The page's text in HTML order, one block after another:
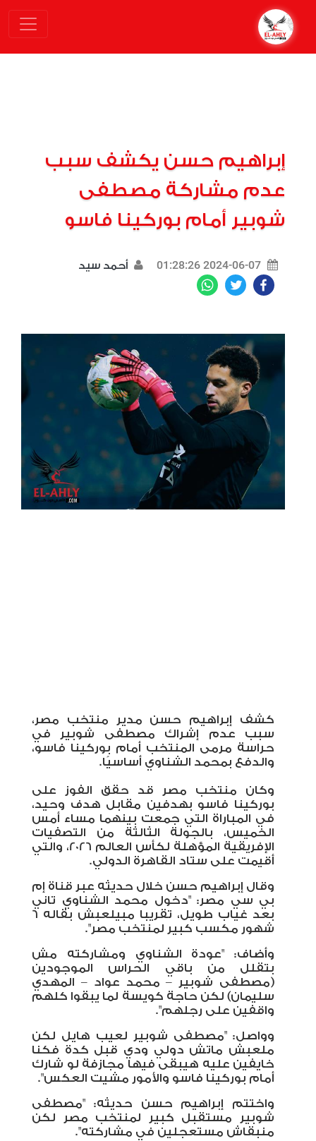
إبراهيم حسن يكشف سبب
عدم مشاركة مصطفى
شوبير أمام بوركينا فاسو
2024-06-07 01:28:26 أحمد سيد
Facebook
Twitter
كشف إبراهيم حسن مدير منتخب مصر،
سبب عدم إشراك مصطفى شوبير في
حراسة مرمى المنتخب أمام بوركينا فاسو،
والدفع بمحمد الشناوي أساسيًا.
وكان منتخب مصر قد حقق الفوز على
بوركينا فاسو بهدفين مقابل هدف وحيد،
في المباراة التي جمعت بينهما مساء أمس
الخميس، بالجولة الثالثة من التصفيات
الإفريقية المؤهلة لكأس العالم 2026، والتي
أقيمت على ستاد القاهرة الدولي.
وقال إبراهيم حسن خلال حديثه عبر قناة إم
بي سي مصر: "دخول محمد الشناوي تاني
بعد غياب طويل، تقريبا مبيلعبش بقاله 6
شهور مكسب كبير لمنتخب مصر".
وأضاف: "عودة الشناوي ومشاركته مش
بتقلل من باقي الحراس الموجودين
(مصطفى شوبير – محمد عواد – المهدي
سليمان) لكن حاجة كويسة لما يبقوا كلهم
واقفين على رجلهم".
وواصل: "مصطفى شوبير لعيب هايل لكن
ملعبش ماتش دولي ودي قبل كدة فكنا
خايفين عليه هيبقى فيها مجازفة لو شارك
أمام بوركينا فاسو والأمور مشيت العكس".
واختتم إبراهيم حسن حديثه: "مصطفى
شوبير مستقبل كبير لمنتخب مصر لكن
منبقاش مستعجلين في مشاركته".